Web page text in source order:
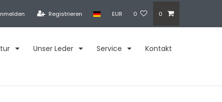
Registrieren EUR 0 0
Unser Leder Service Kontakt